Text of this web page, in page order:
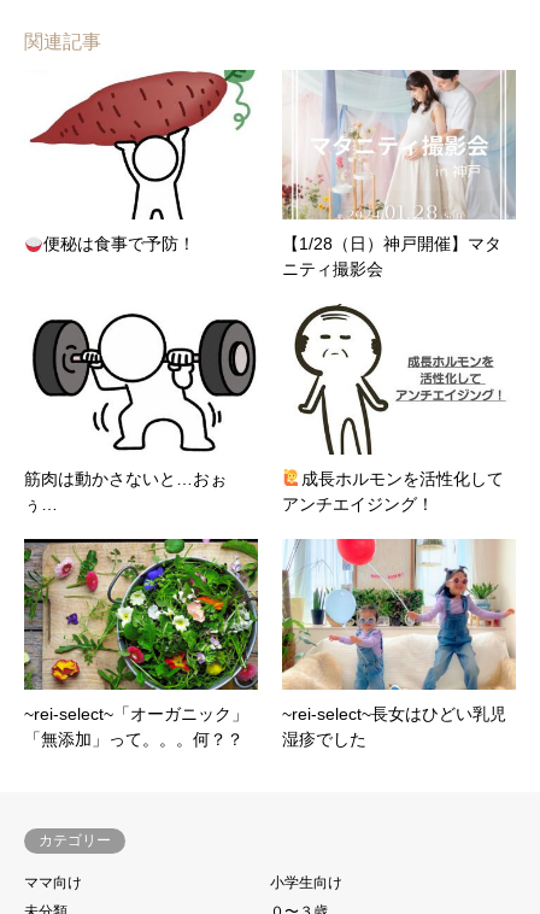
関連記事
便秘は食事で予防！
【1/28（日）神戸開催】マタ
ニティ撮影会
筋肉は動かさないと…おぉ
ぅ…
成長ホルモンを活性化して
アンチエイジング！
~rei-select~「オーガニック」
「無添加」って。。。何？？
~rei-select~長女はひどい乳児
湿疹でした
カテゴリー
ママ向け
小学生向け